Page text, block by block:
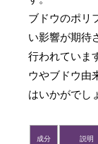
ブドウのポリ
い影響が期待
行われていま
ウやブドウ由
はいかがでし
成分 説明